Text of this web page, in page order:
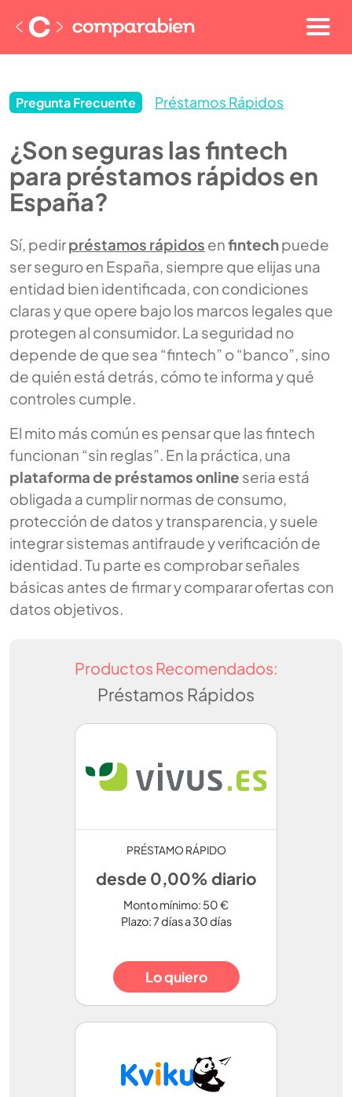
Pregunta Frecuente Préstamos Rápidos
¿Son seguras las fintech
para préstamos rápidos en
España?
Sí, pedirpréstamos rápidos enfintechpuede
ser seguro en España, siempre que elijas una
entidad bien identificada, con condiciones
claras y que opere bajo los marcos legales que
protegen al consumidor. La seguridad no
depende de que sea “fintech” o “banco”, sino
de quién está detrás, cómo te informa y qué
controles cumple.
El mito más común es pensar que las fintech
funcionan “sin reglas”. En la práctica, una
plataforma de préstamos online seria está
obligada a cumplir normas de consumo,
protección de datos y transparencia, y suele
integrar sistemas antifraude y verificación de
identidad. Tu parte es comprobar señales
básicas antes de firmar y comparar ofertas con
datos objetivos.
Productos Recomendados:
Préstamos Rápidos
PRÉSTAMO RÁPIDO
desde 0,00% diario
Monto mínimo: 50 €
Plazo: 7 días a 30 días
Lo quiero